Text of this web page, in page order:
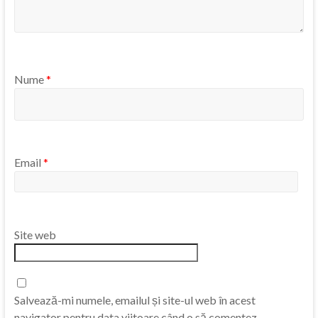
Nume*
Email *
Site web
Salvează-mi numele, emailul și site-ul web în acest